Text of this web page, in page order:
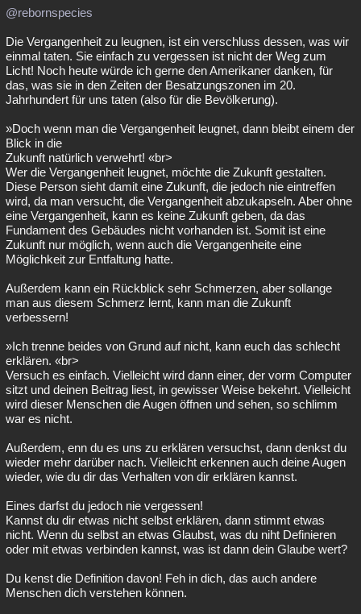
@rebornspecies
Die Vergangenheit zu leugnen, ist ein verschluss dessen, was wir
einmal taten. Sie einfach zu vergessen ist nicht der Weg zum
Licht! Noch heute würde ich gerne den Amerikaner danken, für
das, was sie in den Zeiten der Besatzungszonen im 20.
Jahrhundert für uns taten (also für die Bevölkerung).
»Doch wenn man die Vergangenheit leugnet, dann bleibt einem der
Blick in die
Zukunft natürlich verwehrt! «br>
Wer die Vergangenheit leugnet, möchte die Zukunft gestalten.
Diese Person sieht damit eine Zukunft, die jedoch nie eintreffen
wird, da man versucht, die Vergangenheit abzukapseln. Aber ohne
eine Vergangenheit, kann es keine Zukunft geben, da das
Fundament des Gebäudes nicht vorhanden ist. Somit ist eine
Zukunft nur möglich, wenn auch die Vergangenheite eine
Möglichkeit zur Entfaltung hatte.
Außerdem kann ein Rückblick sehr Schmerzen, aber sollange
man aus diesem Schmerz lernt, kann man die Zukunft
verbessern!
»Ich trenne beides von Grund auf nicht, kann euch das schlecht
erklären. «br>
Versuch es einfach. Vielleicht wird dann einer, der vorm Computer
sitzt und deinen Beitrag liest, in gewisser Weise bekehrt. Vielleicht
wird dieser Menschen die Augen öffnen und sehen, so schlimm
war es nicht.
Außerdem, enn du es uns zu erklären versuchst, dann denkst du
wieder mehr darüber nach. Vielleicht erkennen auch deine Augen
wieder, wie du dir das Verhalten von dir erklären kannst.
Eines darfst du jedoch nie vergessen!
Kannst du dir etwas nicht selbst erklären, dann stimmt etwas
nicht. Wenn du selbst an etwas Glaubst, was du niht Definieren
oder mit etwas verbinden kannst, was ist dann dein Glaube wert?
Du kenst die Definition davon! Feh in dich, das auch andere
Menschen dich verstehen können.